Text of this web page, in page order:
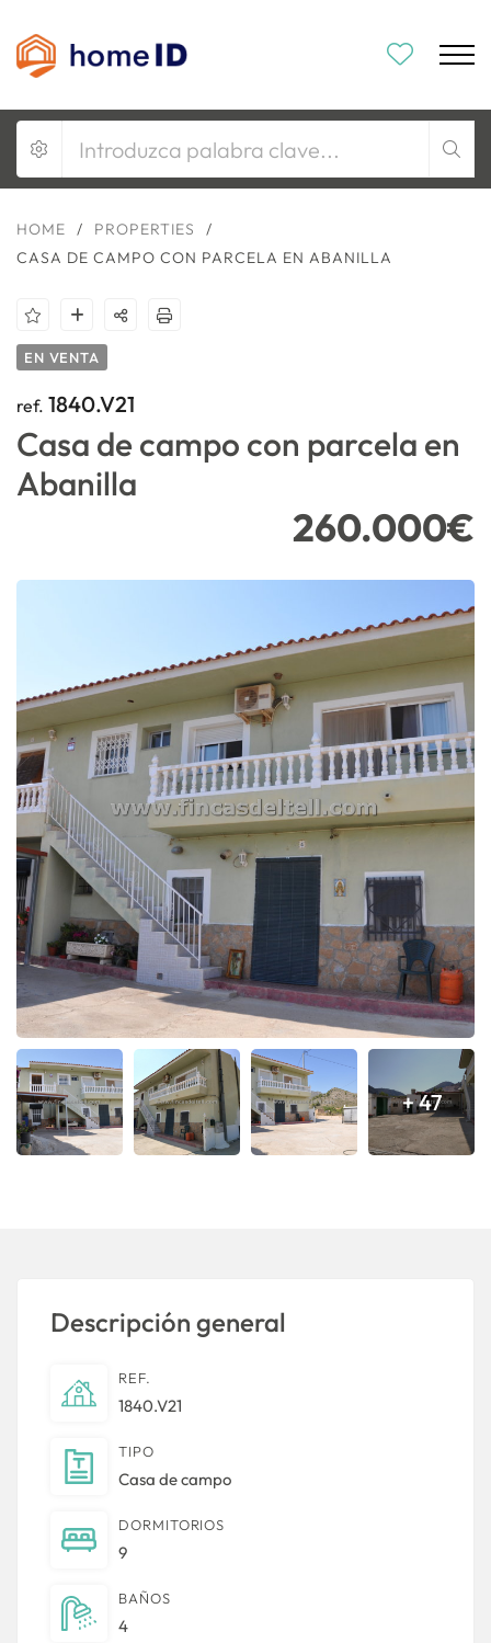
HOME / PROPERTIES
/
CASA DE CAMPO CON PARCELA EN ABANILLA
EN VENTA
ref. 1840.V21
Casa de campo con parcela en
Abanilla
260.000€
+ 47
Descripción general
REF.
1840.V21
TIPO
Casa de campo
DORMITORIOS
9
BAÑOS
4